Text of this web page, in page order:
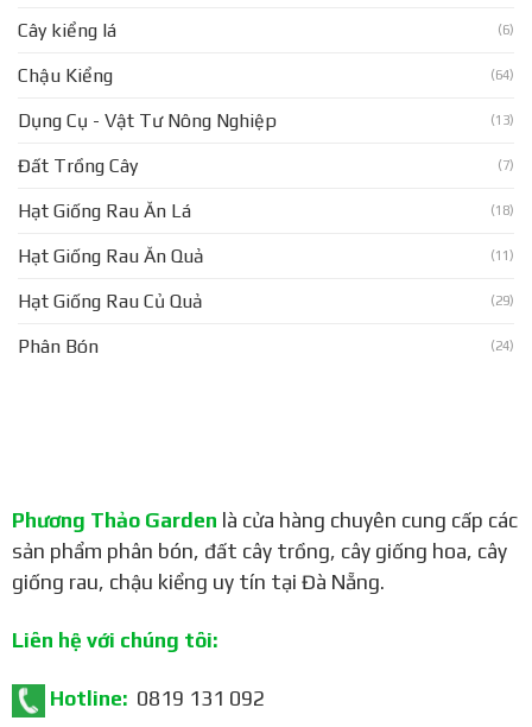
Cây kiểng lá (6)
Chậu Kiểng (64)
Dụng Cụ - Vật Tư Nông Nghiệp (13)
Đất Trồng Cây (7)
Hạt Giống Rau Ăn Lá (18)
Hạt Giống Rau Ăn Quả (11)
Hạt Giống Rau Củ Quả (29)
Phân Bón (24)
Phương Thảo Garden là cửa hàng chuyên cung cấp các
sản phẩm phân bón, đất cây trồng, cây giống hoa, cây
giống rau, chậu kiểng uy tín tại Đà Nẵng.
Liên hệ với chúng tôi:
Hotline:0819 131 092